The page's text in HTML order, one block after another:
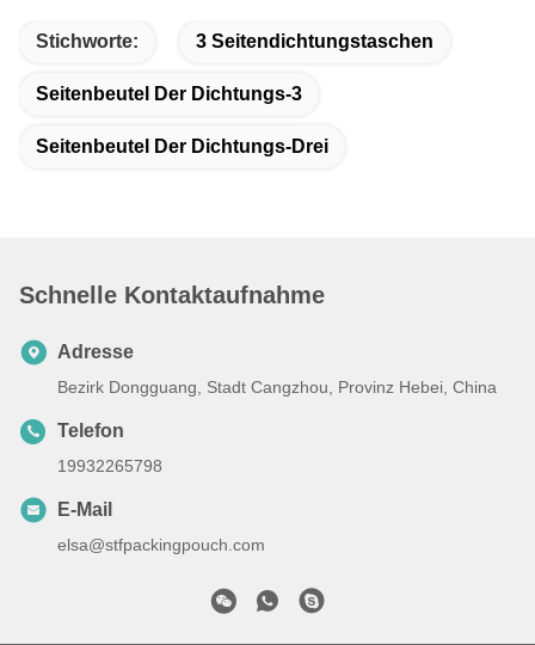
Stichworte: 3 Seitendichtungstaschen
Seitenbeutel Der Dichtungs-3
Seitenbeutel Der Dichtungs-Drei
Schnelle Kontaktaufnahme
Adresse
Bezirk Dongguang, Stadt Cangzhou, Provinz Hebei, China
Telefon
19932265798
E-Mail
elsa@stfpackingpouch.com